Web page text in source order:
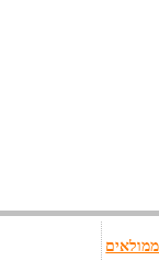
ממולאים